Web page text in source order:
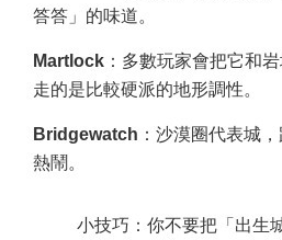
答答」的味道。
Martlock ：多數玩家會把它和
走的是比較硬派的地形調性。
Bridgewatch ：沙漠圈代表城
熱鬧。
小技巧：你不要把「出生